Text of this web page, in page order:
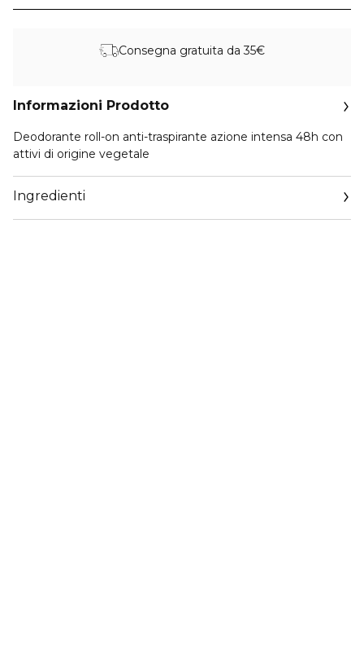
Consegna gratuita da 35€
Informazioni Prodotto
Deodorante roll-on anti-traspirante azione intensa 48h con
attivi di origine vegetale
Ingredienti